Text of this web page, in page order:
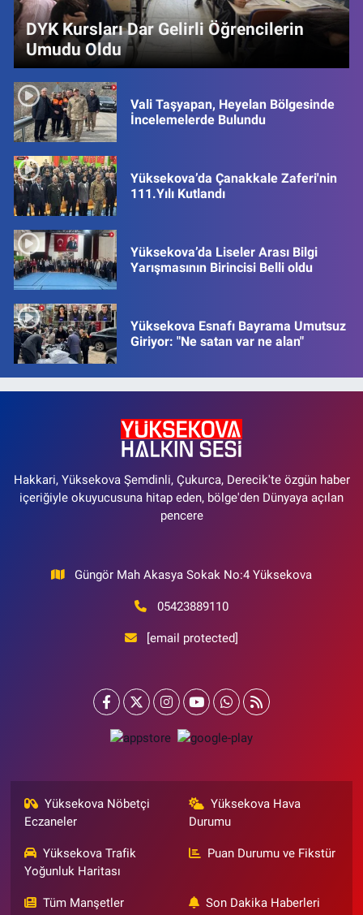
DYK Kursları Dar Gelirli Öğrencilerin
Umudu Oldu
Vali Taşyapan, Heyelan Bölgesinde
İncelemelerde Bulundu
Yüksekova’da Çanakkale Zaferi'nin
111.Yılı Kutlandı
Yüksekova’da Liseler Arası Bilgi
Yarışmasının Birincisi Belli oldu
Yüksekova Esnafı Bayrama Umutsuz
Giriyor: "Ne satan var ne alan"
Hakkari, Yüksekova Şemdinli, Çukurca, Derecik'te özgün haber
içeriğiyle okuyucusuna hitap eden, bölge'den Dünyaya açılan
pencere
Güngör Mah Akasya Sokak No:4 Yüksekova
05423889110
[email protected]
Yüksekova Nöbetçi
Eczaneler
Yüksekova Hava
Durumu
Yüksekova Trafik
Yoğunluk Haritası
Puan Durumu ve Fikstür
Tüm Manşetler Son Dakika Haberleri